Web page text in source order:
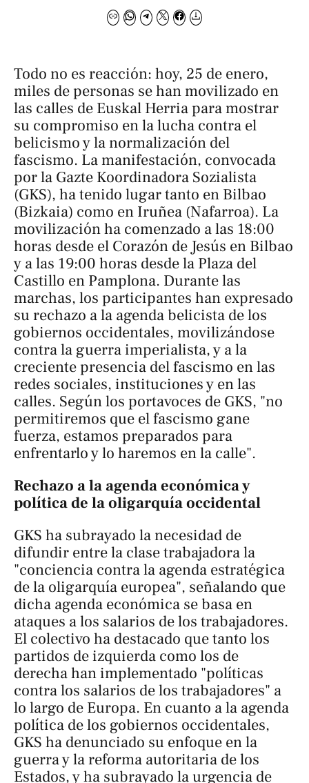
Todo no es reacción: hoy, 25 de enero,
miles de personas se han movilizado en
las calles de Euskal Herria para mostrar
su compromiso en la lucha contra el
belicismo y la normalización del
fascismo. La manifestación, convocada
por la Gazte Koordinadora Sozialista
(GKS), ha tenido lugar tanto en Bilbao
(Bizkaia) como en Iruñea (Nafarroa). La
movilización ha comenzado a las 18:00
horas desde el Corazón de Jesús en Bilbao
y a las 19:00 horas desde la Plaza del
Castillo en Pamplona. Durante las
marchas, los participantes han expresado
su rechazo a la agenda belicista de los
gobiernos occidentales, movilizándose
contra la guerra imperialista, y a la
creciente presencia del fascismo en las
redes sociales, instituciones y en las
calles. Según los portavoces de GKS, "no
permitiremos que el fascismo gane
fuerza, estamos preparados para
enfrentarlo y lo haremos en la calle".
Rechazo a la agenda económica y
política de la oligarquía occidental
GKS ha subrayado la necesidad de
difundir entre la clase trabajadora la
"conciencia contra la agenda estratégica
de la oligarquía europea", señalando que
dicha agenda económica se basa en
ataques a los salarios de los trabajadores.
El colectivo ha destacado que tanto los
partidos de izquierda como los de
derecha han implementado "políticas
contra los salarios de los trabajadores" a
lo largo de Europa. En cuanto a la agenda
política de los gobiernos occidentales,
GKS ha denunciado su enfoque en la
guerra y la reforma autoritaria de los
Estados, y ha subrayado la urgencia de